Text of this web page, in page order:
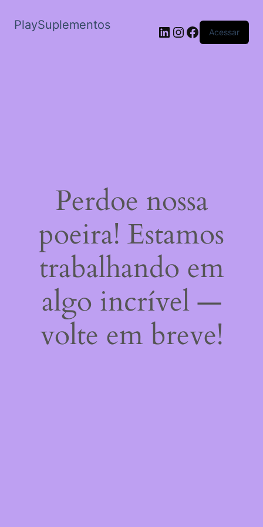
PlaySuplementos LinkedIn
Instagram
Facebook
Acessar
Perdoe nossa
poeira! Estamos
trabalhando em
algo incrível —
volte em breve!